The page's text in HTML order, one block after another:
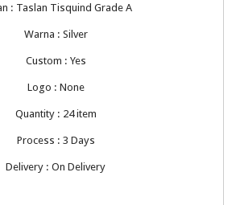
: Taslan Tisquind Grade A
Warna : Silver
Custom : Yes
Logo : None
Quantity : 24 item
Process : 3 Days
Delivery : On Delivery